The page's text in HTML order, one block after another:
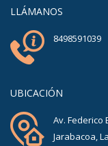
LLÁMANOS
8498591039
UBICACIÓN
Av. Federico
Jarabacoa,